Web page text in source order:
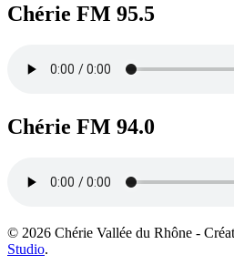
Chérie FM 95.5
Chérie FM 94.0
© 2026 Chérie Vallée du Rhône -
Studio.